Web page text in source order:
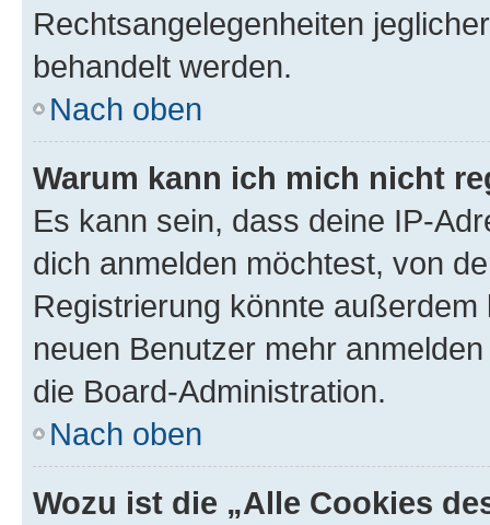
Rechtsangelegenheiten
behandelt werden.
Nach oben
Warum kann ich mich nicht
Es kann sein, dass deine IP-
dich anmelden möchtest, von
Registrierung könnte
neuen Benutzer mehr
die Board-Administration.
Nach oben
Wozu ist die „Alle Cookies